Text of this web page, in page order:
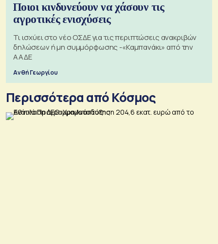
Ποιοι κινδυνεύουν να χάσουν τις
αγροτικές ενισχύσεις
Τι ισχύει στο νέο ΟΣΔΕ για τις περιπτώσεις ανακριβών
δηλώσεων ή μη συμμόρφωσης -«Καμπανάκι» από την
ΑΑΔΕ
Ανθή Γεωργίου
Περισσότερα από Κόσμος